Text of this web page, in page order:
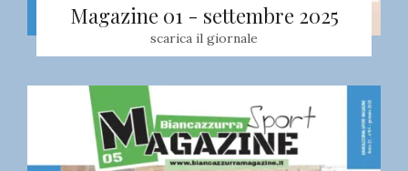
Magazine 01 - settembre 2025
scarica il giornale